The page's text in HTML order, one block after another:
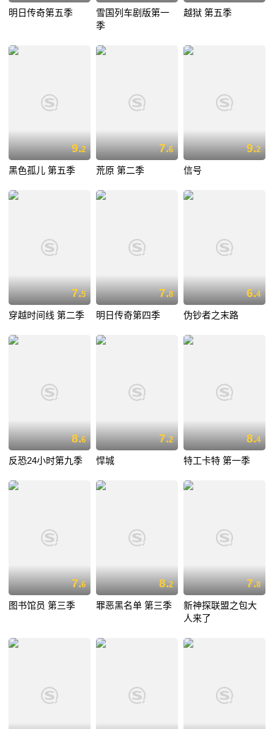
明日传奇第五季
雪国列车剧版第一
季
越狱 第五季
9.2
黑色孤儿 第五季
7.6
荒原 第二季
9.2
信号
7.5
穿越时间线 第二季
7.8
明日传奇第四季
6.4
伪钞者之末路
8.6
反恐24小时第九季
7.2
悍城
8.4
特工卡特 第一季
7.6
图书馆员 第三季
8.2
罪恶黑名单 第三季
7.8
新神探联盟之包大
人来了